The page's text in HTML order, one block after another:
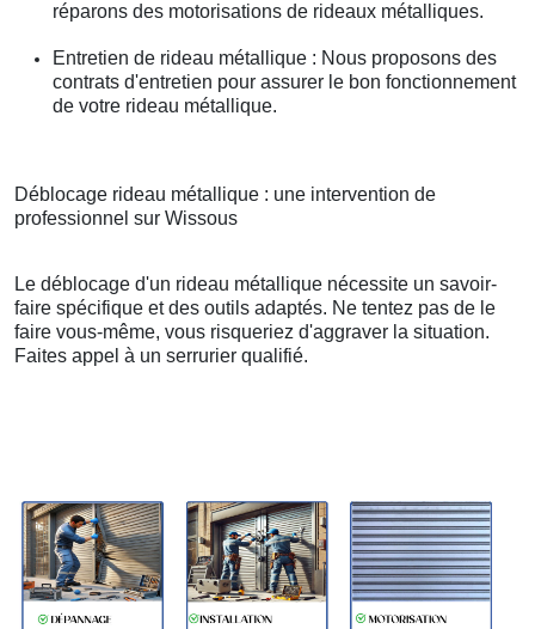
réparons des motorisations de rideaux métalliques.
Entretien de rideau métallique : Nous proposons des
contrats d'entretien pour assurer le bon fonctionnement
de votre rideau métallique.
Déblocage rideau métallique : une intervention de
professionnel sur Wissous
Le déblocage d'un rideau métallique nécessite un savoir-
faire spécifique et des outils adaptés. Ne tentez pas de le
faire vous-même, vous risqueriez d'aggraver la situation.
Faites appel à un serrurier qualifié.